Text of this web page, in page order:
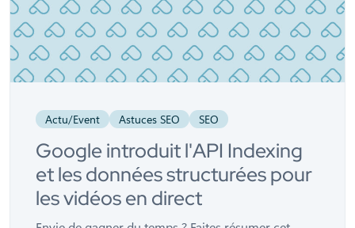
Actu/Event Astuces SEO SEO
Google introduit l'API Indexing
et les données structurées pour
les vidéos en direct